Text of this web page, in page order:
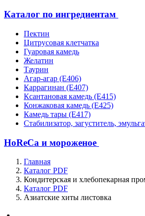
Каталог по ингредиентам
Пектин
Цитрусовая клетчатка
Гуаровая камедь
Желатин
Таурин
Агар-агар (Е406)
Каррагинан (Е407)
Ксантановая камедь (Е415)
Конжаковая камедь (Е425)
Камедь тары (Е417)
Стабилизатор, загуститель,
HoReCa и мороженое
Главная
Каталог PDF
Кондитерская и хлебопекарная
Каталог PDF
Азиатские хиты листовка